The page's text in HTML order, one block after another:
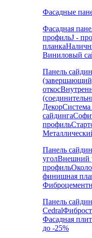
Фасадные
Фасадная
профильJ -
планка
Виниловый
Панель
откос
ДекорСистема
сайдинга
профиль
Панель
уголВнешний
профиль
финишная
Панель
Cedral
Фасадная
до -25%